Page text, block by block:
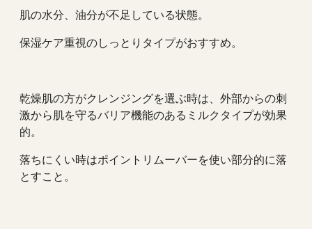
肌の水分、油分が不足している状態。
保湿ケア重視のしっとりタイプがおすすめ。
乾燥肌の方がクレンジングを選ぶ時は、外部からの刺
激から肌を守るバリア機能のあるミルクタイプが効果
的。
落ちにくい時はポイントリムーバーを使い部分的に落
とすこと。